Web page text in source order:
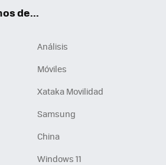
de...
Análisis
Móviles
Xataka Movilidad
Samsung
China
Windows 11